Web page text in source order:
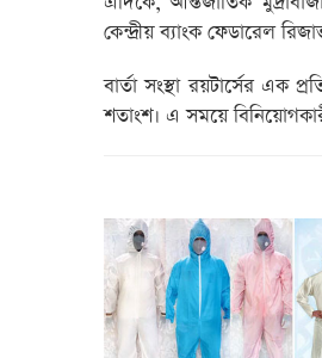
কেন্দ্রীয় ব্যাংক ফেডারেল
বার্তা সংস্থা রয়টার্সের এক
শতাংশ। এ সময়ে